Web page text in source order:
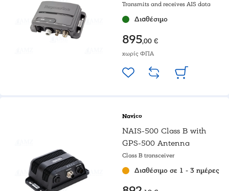
Transmits and receives AIS data
Διαθέσιμο
895,00 €
χωρίς ΦΠΑ
Navico
NAIS-500 Class B with
GPS-500 Antenna
Class B transceiver
Διαθέσιμο σε 1 - 3 ημέρες